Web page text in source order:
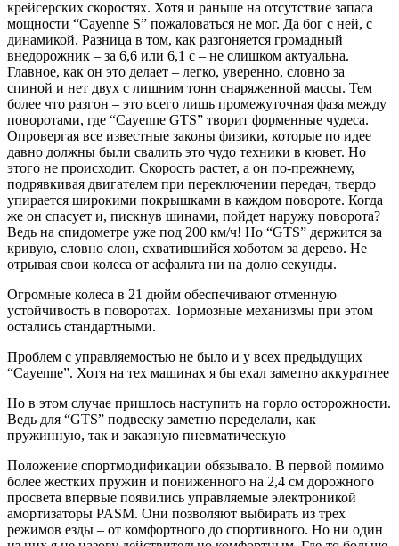
крейсерских скоростях. Хотя и раньше на отсутствие запаса
мощности “Cayenne S” пожаловаться не мог. Да бог с ней, с
динамикой. Разница в том, как разгоняется громадный
внедорожник – за 6,6 или 6,1 с – не слишком актуальна.
Главное, как он это делает – легко, уверенно, словно за
спиной и нет двух с лишним тонн снаряженной массы. Тем
более что разгон – это всего лишь промежуточная фаза между
поворотами, где “Cayenne GTS” творит форменные чудеса.
Опровергая все известные законы физики, которые по идее
давно должны были свалить это чудо техники в кювет. Но
этого не происходит. Скорость растет, а он по-прежнему,
подрявкивая двигателем при переключении передач, твердо
упирается широкими покрышками в каждом повороте. Когда
же он спасует и, пискнув шинами, пойдет наружу поворота?
Ведь на спидометре уже под 200 км/ч! Но “GTS” держится за
кривую, словно слон, схватившийся хоботом за дерево. Не
отрывая свои колеса от асфальта ни на долю секунды.
Огромные колеса в 21 дюйм обеспечивают отменную
устойчивость в поворотах. Тормозные механизмы при этом
остались стандартными.
Проблем с управляемостью не было и у всех предыдущих
“Cayenne”. Хотя на тех машинах я бы ехал заметно аккуратнее
Но в этом случае пришлось наступить на горло осторожности.
Ведь для “GTS” подвеску заметно переделали, как
пружинную, так и заказную пневматическую
Положение спортмодификации обязывало. В первой помимо
более жестких пружин и пониженного на 2,4 см дорожного
просвета впервые появились управляемые электроникой
амортизаторы PASM. Они позволяют выбирать из трех
режимов езды – от комфортного до спортивного. Но ни один